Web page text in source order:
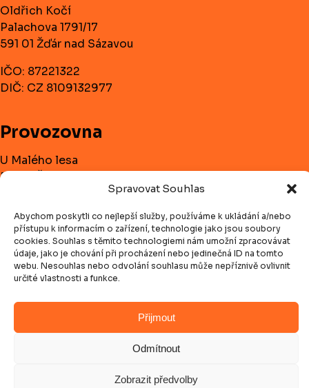
Spravovat Souhlas
Abychom poskytli co nejlepší služby, používáme k ukládání a/nebo
přístupu k informacím o zařízení, technologie jako jsou soubory
cookies. Souhlas s těmito technologiemi nám umožní zpracovávat
údaje, jako je chování při procházení nebo jedinečná ID na tomto
webu. Nesouhlas nebo odvolání souhlasu může nepříznivě ovlivnit
určité vlastnosti a funkce.
Přijmout
Odmítnout
Zobrazit předvolby
Oldřich Kočí
Palachova 1791/17
591 01 Žďár nad Sázavou
IČO: 87221322
DIČ: CZ 8109132977
Provozovna
U Malého lesa
591 01 Žďár nad Sázavou
Telefon:
+420 732 182 728
E-mail:olda.koci@centrum.cz
Navigace
Úvodní stránka
Realizace